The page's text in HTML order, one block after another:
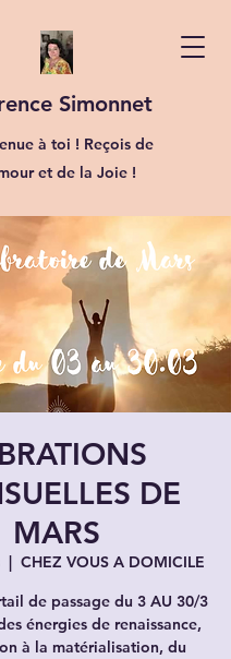
Simonnet
à toi ! Reçois de
et de la Joie !
DE
MARS
  |
CHEZ VOUS A DOMICILE
de passage du 3 AU 30/3
énergies de renaissance,
à la matérialisation, du